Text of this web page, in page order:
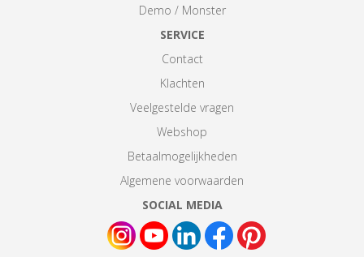
Demo / Monster
SERVICE
Contact
Klachten
Veelgestelde vragen
Webshop
Betaalmogelijkheden
Algemene voorwaarden
SOCIAL MEDIA